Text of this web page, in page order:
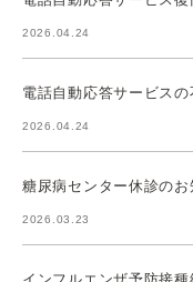
2026.04.24
電話自動応答サービス
2026.04.24
糖尿病センター休診のお
2026.03.23